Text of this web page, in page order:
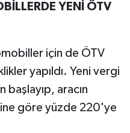
YENİ ÖTV
için de ÖTV
yapıldı. Yeni vergi
aracın
göre yüzde 220'ye